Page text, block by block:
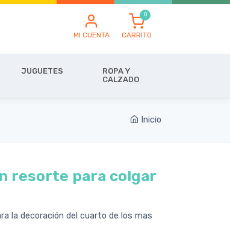
MI CUENTA CARRITO
JUGUETES
ROPA Y
CALZADO
Inicio
resorte para colgar
la decoración del cuarto de los mas